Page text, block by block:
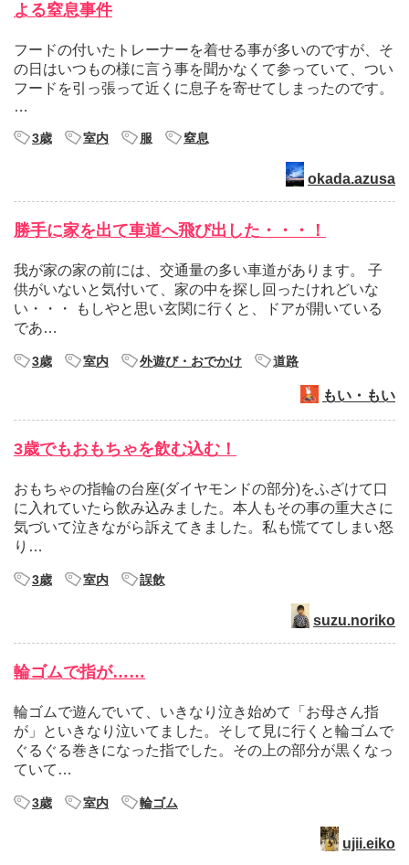
よる窒息事件
フードの付いたトレーナーを着せる事が多いのですが、そ
の日はいつもの様に言う事を聞かなくて参っていて、つい
フードを引っ張って近くに息子を寄せてしまったのです。
…
3歳 室内 服 窒息
okada.azusa
勝手に家を出て車道へ飛び出した・・・！
我が家の家の前には、交通量の多い車道があります。 子
供がいないと気付いて、家の中を探し回ったけれどいな
い・・・ もしやと思い玄関に行くと、ドアが開いている
であ…
3歳 室内 外遊び・おでかけ 道路
もい・もい
3歳でもおもちゃを飲む込む！
おもちゃの指輪の台座(ダイヤモンドの部分)をふざけて口
に入れていたら飲み込みました。本人もその事の重大さに
気づいて泣きながら訴えてきました。私も慌ててしまい怒
り…
3歳 室内 誤飲
suzu.noriko
輪ゴムで指が……
輪ゴムで遊んでいて、いきなり泣き始めて「お母さん指
が」といきなり泣いてました。そして見に行くと輪ゴムで
ぐるぐる巻きになった指でした。その上の部分が黒くなっ
ていて…
3歳 室内 輪ゴム
ujii.eiko